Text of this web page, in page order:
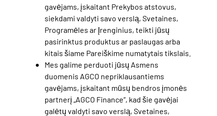
gavėjams, įskaitant Prekybos atstovus,
siekdami valdyti savo verslą, Svetaines,
Programėles ar Įrenginius, teikti jūsų
pasirinktus produktus ar paslaugas arba
kitais šiame Pareiškime numatytais tikslais.
Mes galime perduoti jūsų Asmens
duomenis AGCO nepriklausantiems
gavėjams, įskaitant mūsų bendros įmonės
partnerį „AGCO Finance“, kad šie gavėjai
galėtų valdyti savo verslą, Svetaines,